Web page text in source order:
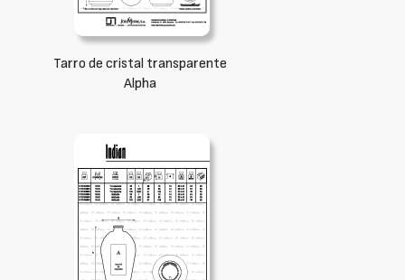
Tarro de cristal transparente
Alpha